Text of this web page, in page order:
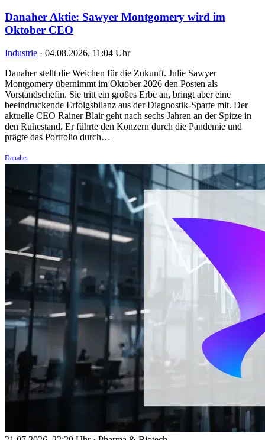
Danaher Aktie: Sawyer Montgomery wird im
Oktober CEO
Industrie · 04.08.2026, 11:04 Uhr
Danaher stellt die Weichen für die Zukunft. Julie Sawyer
Montgomery übernimmt im Oktober 2026 den Posten als
Vorstandschefin. Sie tritt ein großes Erbe an, bringt aber eine
beeindruckende Erfolgsbilanz aus der Diagnostik-Sparte mit. Der
aktuelle CEO Rainer Blair geht nach sechs Jahren an der Spitze in
den Ruhestand. Er führte den Konzern durch die Pandemie und
prägte das Portfolio durch…
Danaher